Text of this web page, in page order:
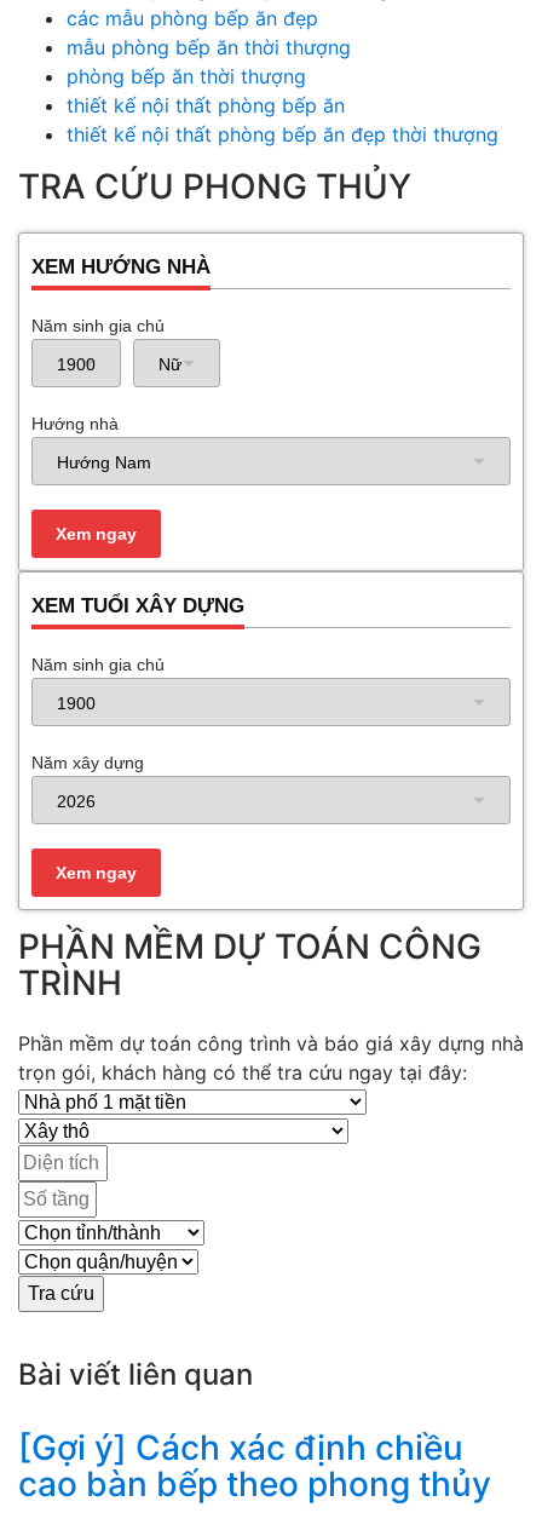
các mẫu phòng bếp ăn đẹp
mẫu phòng bếp ăn thời thượng
phòng bếp ăn thời thượng
thiết kế nội thất phòng bếp ăn
thiết kế nội thất phòng bếp ăn đẹp thời thượng
TRA CỨU PHONG THỦY
XEM HƯỚNG NHÀ
Năm sinh gia chủ
Hướng nhà
XEM TUỔI XÂY DỰNG
Năm sinh gia chủ
Năm xây dựng
PHẦN MỀM DỰ TOÁN CÔNG
TRÌNH
Phần mềm dự toán công trình và báo giá xây dựng nhà
trọn gói, khách hàng có thể tra cứu ngay tại đây:
Bài viết liên quan
[Gợi ý] Cách xác định chiều
cao bàn bếp theo phong thủy